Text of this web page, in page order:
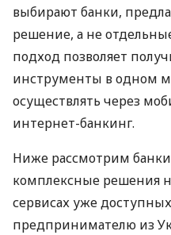
выбирают банки,
решение, а не
подход позволяет
инструменты в одном
осуществлять через
интернет-банкинг.
Ниже рассмотрим
комплексные решения
сервисах уже
предпринимателю из